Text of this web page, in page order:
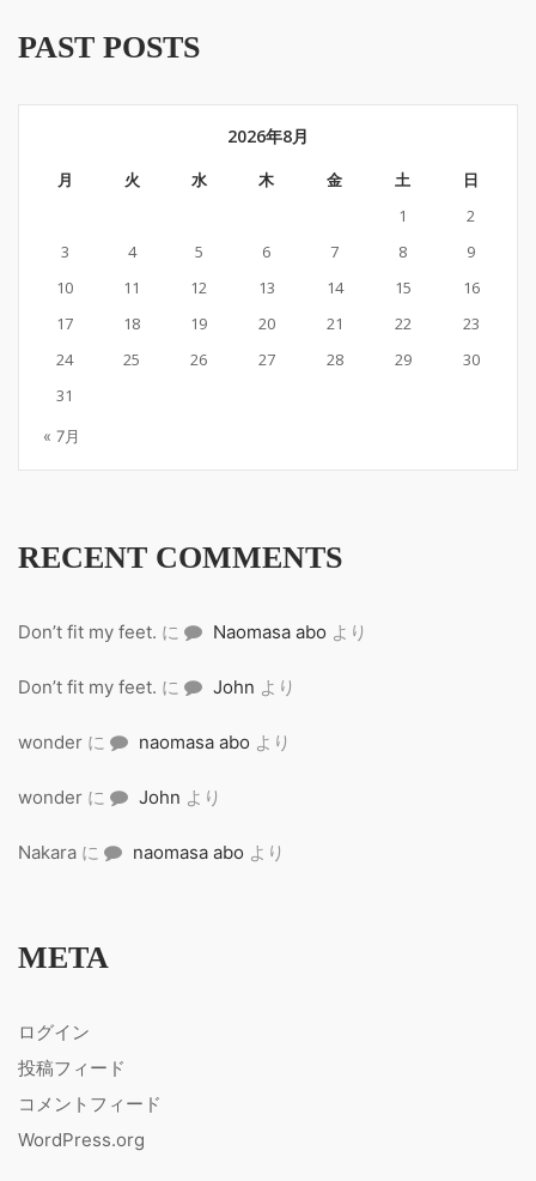
PAST POSTS
2026年8月
月 火 水 木 金 土
日
1
2
3
4 5 6 7 8
9
10
11 12 13 14 15
16
17
18 19 20 21 22
23
24
25 26 27 28 29
30
31
« 7月
RECENT COMMENTS
Don’t fit my feet. に Naomasa abo より
Don’t fit my feet. に John より
wonder に naomasa abo より
wonder に John より
Nakara に naomasa abo より
META
ログイン
投稿フィード
コメントフィード
WordPress.org